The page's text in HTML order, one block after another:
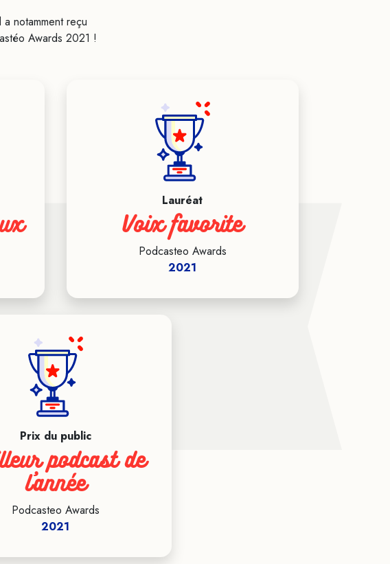
notamment reçu
Awards 2021 !
Lauréat
Voix favorite
Podcasteo Awards
2021
Prix du public
podcast de
l'année
Podcasteo Awards
2021